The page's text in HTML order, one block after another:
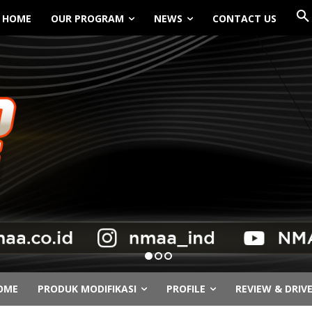
HOME OUR PROGRAM NEWS CONTACT US
PRODUK MODIFIKASI PROFILE REVIEW & DRIVE